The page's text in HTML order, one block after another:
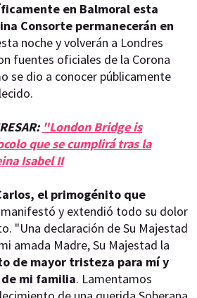
en Balmoral esta
Consorte permanecerán en
noche y volverán a Londres
fuentes oficiales de la Corona
se dio a conocer públicamente
"London Bridge is
que se cumplirá tras la
Isabel II
el primogénito que
manifestó y extendió todo su dolor
"Una declaración de Su Majestad
amada Madre, Su Majestad la
de mayor tristeza para mí y
mi familia. Lamentamos